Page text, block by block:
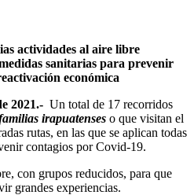
actividades al aire libre
sanitarias para prevenir
económica
2021.- Un total de 17 recorridos
irapuatenses o que visitan el
rutas, en las que se aplican todas
contagios por Covid-19.
con grupos reducidos, para que
grandes experiencias.